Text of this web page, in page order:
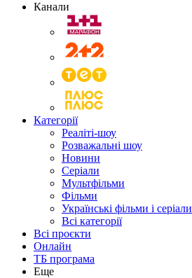
Канали
Категорії
Реаліті-шоу
Розважальні шоу
Новини
Серіали
Мультфільми
Фільми
Українські фільми і серіали
Всі категорії
Всі проєкти
Онлайн
ТБ програма
Еще